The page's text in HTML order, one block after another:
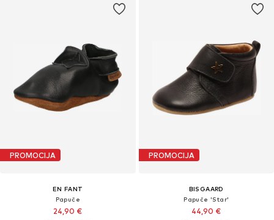
PROMOCIJA
EN FANT
Papuče
24,90 €
PROMOCIJA
BISGAARD
Papuče 'Star'
44,90 €